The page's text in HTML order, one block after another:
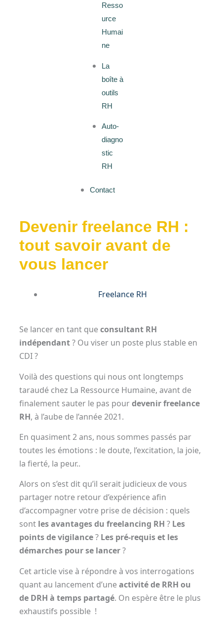
Resso
urce
Humai
ne
La
boîte à
outils
RH
Auto-
diagno
stic
RH
Contact
Devenir freelance RH :
tout savoir avant de
vous lancer
Freelance RH
Se lancer en tant queconsultant RH
indépendant? Ou viser un poste plus stable en
CDI ?
Voilà des questions qui nous ont longtemps
taraudé chez La Ressource Humaine, avant de
finalement sauter le pas pourdevenir freelance
RH, à l’aube de l’année 2021.
En quasiment 2 ans, nous sommes passés par
toutes les émotions : le doute, l’excitation, la joie,
la fierté, la peur..
Alors on s’est dit qu’il serait judicieux de vous
partager notre retour d’expérience afin
d’accompagner votre prise de décision : quels
sont les avantages du freelancing RH ? Les
points de vigilance?Les pré-requis et les
démarches pour se lancer?
Cet article vise à répondre à vos interrogations
quant au lancement d’uneactivité de RRH ou
de DRH à temps partagé. On espère être le plus
exhaustifs possible !